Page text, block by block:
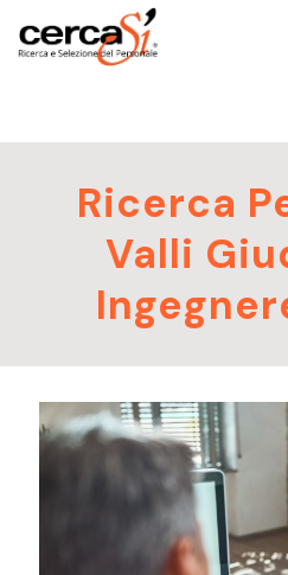
Ricerca
Valli